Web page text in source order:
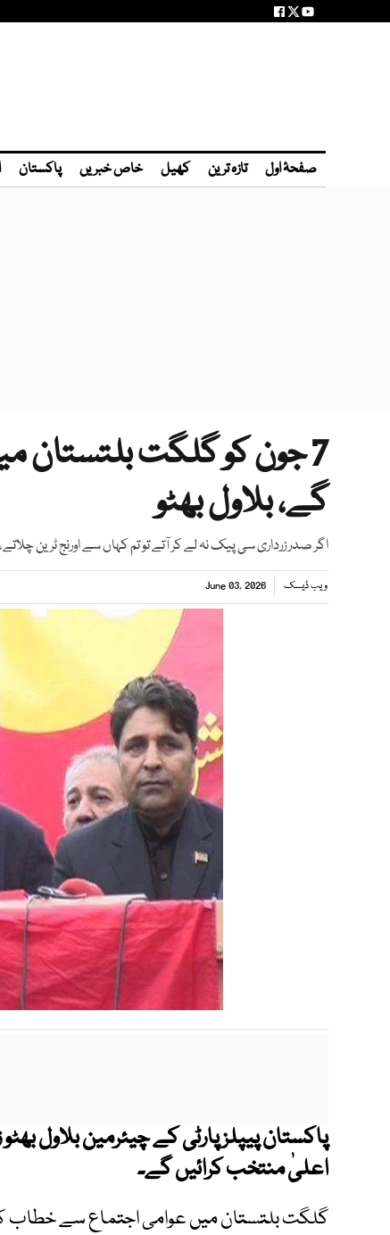
صفحۂ اول تازہ ترین کھیل خاص خبریں پاکستان
7 جون کو گلگت بلتستان
گے، بلاول بھٹو
اگر صدر زرداری سی پیک نہ لے کر آتے تو تم کہاں سے اورنج ٹرین
ویب ڈیسک June 03, 2026
اعلیٰ منتخب کرائیں گے۔